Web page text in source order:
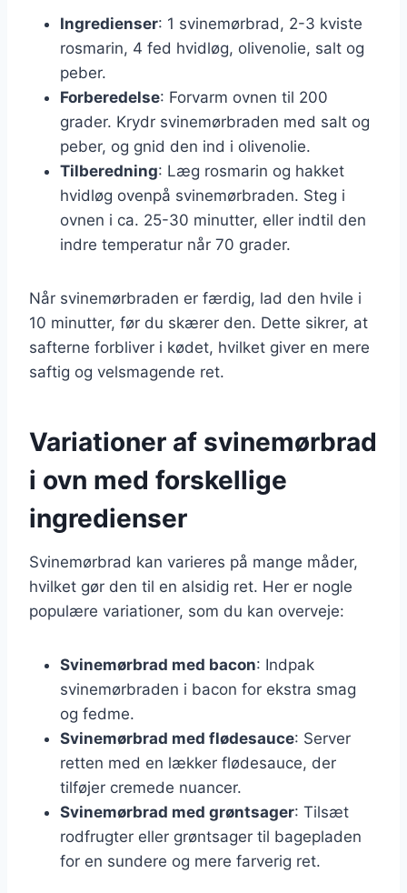
Ingredienser: 1 svinemørbrad, 2-3 kviste
rosmarin, 4 fed hvidløg, olivenolie, salt og
peber.
Forberedelse: Forvarm ovnen til 200
grader. Krydr svinemørbraden med salt og
peber, og gnid den ind i olivenolie.
Tilberedning: Læg rosmarin og hakket
hvidløg ovenpå svinemørbraden. Steg i
ovnen i ca. 25-30 minutter, eller indtil den
indre temperatur når 70 grader.
Når svinemørbraden er færdig, lad den hvile i
10 minutter, før du skærer den. Dette sikrer, at
safterne forbliver i kødet, hvilket giver en mere
saftig og velsmagende ret.
Variationer af svinemørbrad
i ovn med forskellige
ingredienser
Svinemørbrad kan varieres på mange måder,
hvilket gør den til en alsidig ret. Her er nogle
populære variationer, som du kan overveje:
Svinemørbrad med bacon: Indpak
svinemørbraden i bacon for ekstra smag
og fedme.
Svinemørbrad med flødesauce: Server
retten med en lækker flødesauce, der
tilføjer cremede nuancer.
Svinemørbrad med grøntsager: Tilsæt
rodfrugter eller grøntsager til bagepladen
for en sundere og mere farverig ret.